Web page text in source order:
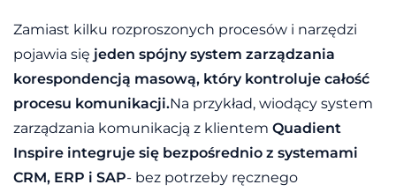
Zamiast kilku rozproszonych procesów i narzędzi
pojawia się jeden spójny system zarządzania
korespondencją masową, który kontroluje całość
procesu komunikacji.Na przykład, wiodący system
zarządzania komunikacją z klientem Quadient
Inspire integruje się bezpośrednio z systemami
CRM, ERP i SAP- bez potrzeby ręcznego